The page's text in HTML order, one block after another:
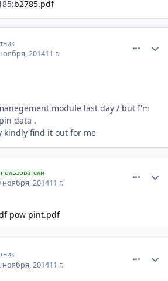
b2785.pdf
201411 г.
module last day / but I'm
data .
kindly find it out for me
ноября, 201411 г.
pow pint.pdf
ноября, 201411 г.